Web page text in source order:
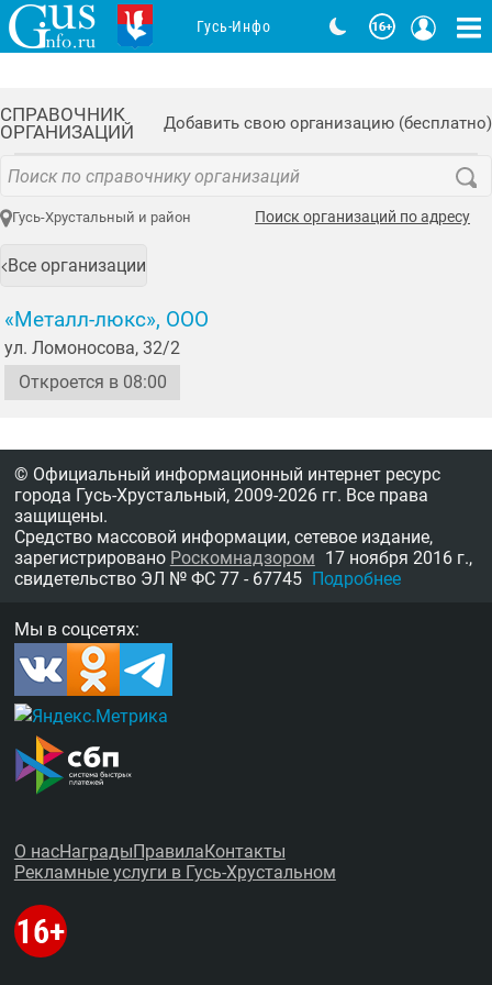
СПРАВОЧНИК
ОРГАНИЗАЦИЙ
Добавить свою организацию (бесплатно)
Гусь-Хрустальный и район Поиск организаций по адресу
Все организации
«Металл-люкс», ООО
ул. Ломоносова, 32/2
Откроется в 08:00
Гусь-Инфо
© Официальный информационный интернет ресурс
города Гусь-Хрустальный, 2009-2026 гг. Все права
защищены.
Средство массовой информации, сетевое издание,
зарегистрировано Роскомнадзором 17 ноября 2016 г.,
свидетельство ЭЛ № ФС 77 - 67745 Подробнее
Мы в соцсетях:
О насНаграды Правила Контакты
Рекламные услуги в Гусь-Хрустальном